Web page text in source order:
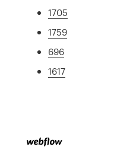
1705
1759
696
1617